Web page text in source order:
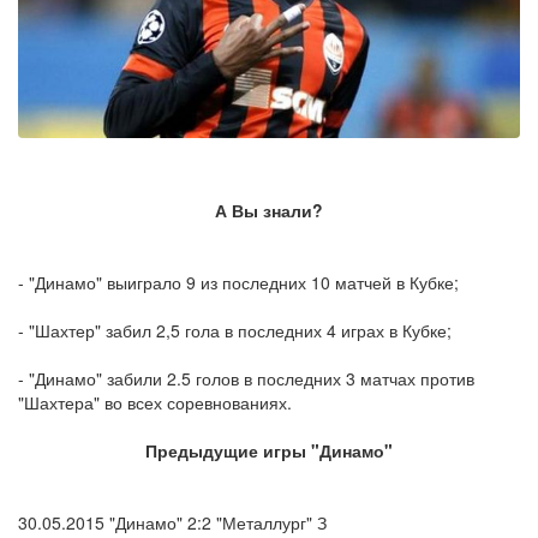
А Вы знали?
- "Динамо" выиграло 9 из последних 10 матчей в Кубке;
- "Шахтер" забил 2,5 гола в последних 4 играх в Кубке;
- "Динамо" забили 2.5 голов в последних 3 матчах против
"Шахтера" во всех соревнованиях.
Предыдущие игры "Динамо"
30.05.2015 "Динамо" 2:2 "Металлург" З